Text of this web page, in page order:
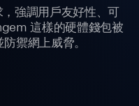
強調用戶友好性、可
這樣的硬體錢包被
禦網上威脅。